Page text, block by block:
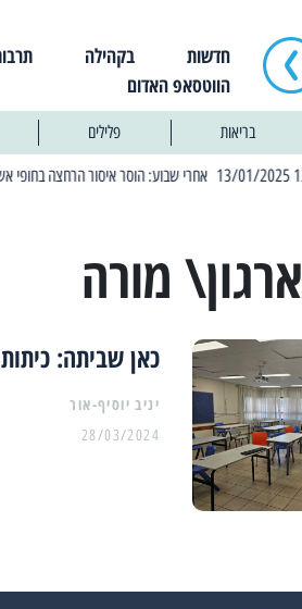
חדשות בקהילה
הווטסאפ האדום
בריאות פלילים
ארגון\ מורה
כאן שביתה:
יניב יוסיף-אור
28/03/2024